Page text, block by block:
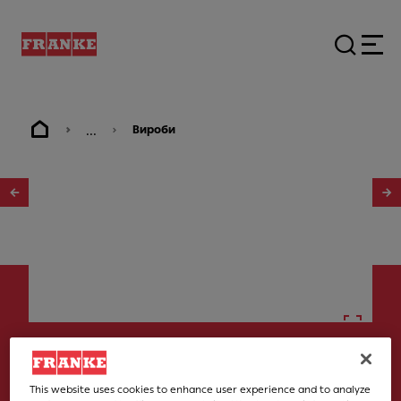
... Вироби
Вбудована
This website uses cookies to enhance user experience and to analyze